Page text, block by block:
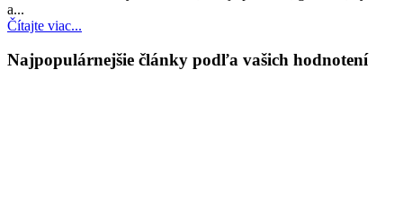
a...
Čítajte viac...
Najpopulárnejšie články podľa vašich hodnotení